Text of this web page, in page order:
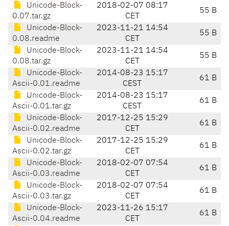
Unicode-Block-
0.07.tar.gz
2018-02-07 08:17
CET
55 B
Unicode-Block-
0.08.readme
2023-11-21 14:54
CET
55 B
Unicode-Block-
0.08.tar.gz
2023-11-21 14:54
CET
55 B
Unicode-Block-
Ascii-0.01.readme
2014-08-23 15:17
CEST
61 B
Unicode-Block-
Ascii-0.01.tar.gz
2014-08-23 15:17
CEST
61 B
Unicode-Block-
Ascii-0.02.readme
2017-12-25 15:29
CET
61 B
Unicode-Block-
Ascii-0.02.tar.gz
2017-12-25 15:29
CET
61 B
Unicode-Block-
Ascii-0.03.readme
2018-02-07 07:54
CET
61 B
Unicode-Block-
Ascii-0.03.tar.gz
2018-02-07 07:54
CET
61 B
Unicode-Block-
Ascii-0.04.readme
2023-11-26 15:17
CET
61 B